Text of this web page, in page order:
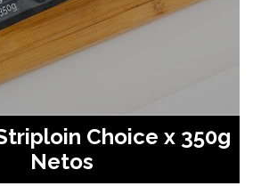
Choice x 350g
Netos